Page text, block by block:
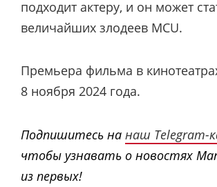
подходит актеру, и он может
величайших злодеев MCU.
Премьера фильма в
8 ноября 2024 года.
Подпишитесь на наш Telegram-
чтобы узнавать о новостях
из первых!